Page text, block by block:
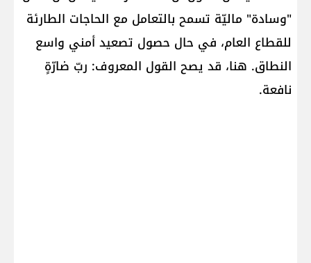
"وسادة" ماليّة تسمح بالتعامل مع الحاجات الطارئة
للقطاع العام، في حال حصول تصعيد أمني واسع
النطاق. هنا، قد يصح القول المعروف: ربّ ضارّةٍ
نافعة.